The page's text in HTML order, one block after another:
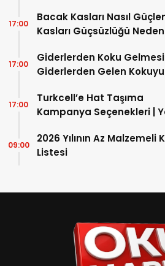
Dönem
Bacak Kasları Nasıl
Kaslarını Evde
Giderlerden Koku Gelmesi
Turkcell’e Hat Taşıma
Kampanyaları
2026 Yılının Az Malzemeli